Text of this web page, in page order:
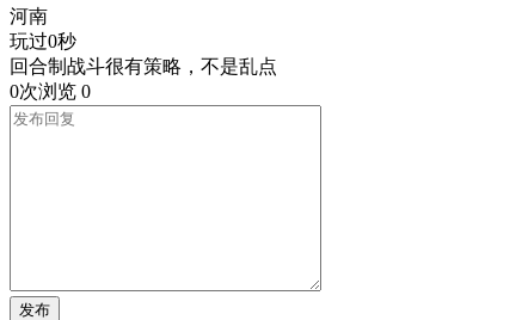
河南
玩过0秒
回合制战斗很有策略，不是乱点
0次浏览 0
发布